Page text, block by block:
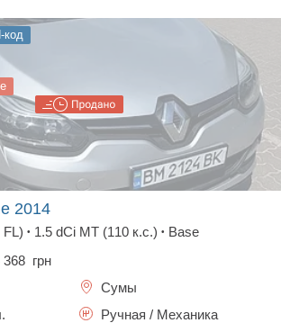
код
2014
FL) • 1.5 dCi MT (110 к.с.) • Base
368 грн
Сумы
Ручная / Механика